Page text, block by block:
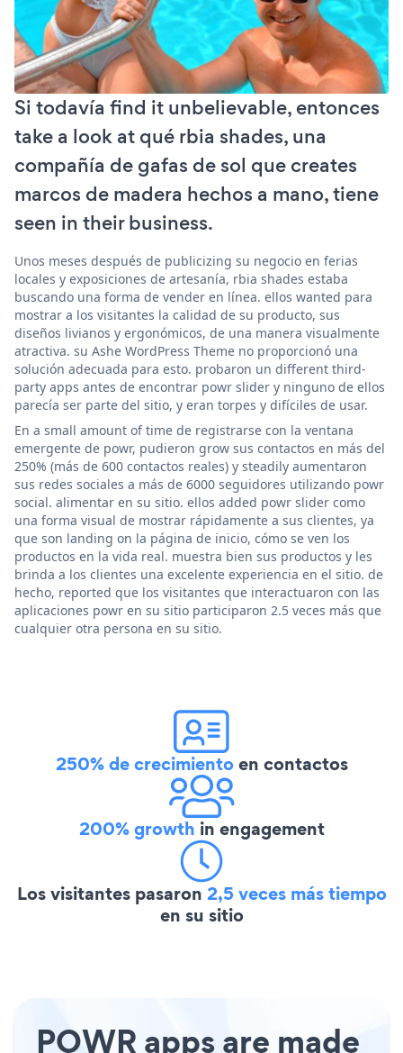
Si todavía find it unbelievable, entonces
take a look at qué rbia shades, una
compañía de gafas de sol que creates
marcos de madera hechos a mano, tiene
seen in their business.
Unos meses después de publicizing su negocio en ferias
locales y exposiciones de artesanía, rbia shades estaba
buscando una forma de vender en línea. ellos wanted para
mostrar a los visitantes la calidad de su producto, sus
diseños livianos y ergonómicos, de una manera visualmente
atractiva. su Ashe WordPress Theme no proporcionó una
solución adecuada para esto. probaron un different third-
party apps antes de encontrar powr slider y ninguno de ellos
parecía ser parte del sitio, y eran torpes y difíciles de usar.
En a small amount of time de registrarse con la ventana
emergente de powr, pudieron grow sus contactos en más del
250% (más de 600 contactos reales) y steadily aumentaron
sus redes sociales a más de 6000 seguidores utilizando powr
social. alimentar en su sitio. ellos added powr slider como
una forma visual de mostrar rápidamente a sus clientes, ya
que son landing on la página de inicio, cómo se ven los
productos en la vida real. muestra bien sus productos y les
brinda a los clientes una excelente experiencia en el sitio. de
hecho, reported que los visitantes que interactuaron con las
aplicaciones powr en su sitio participaron 2.5 veces más que
cualquier otra persona en su sitio.
250% de crecimientoen contactos
200% growth in engagement
Los visitantes pasaron 2,5 veces más tiempo
en su sitio
POWR apps are made